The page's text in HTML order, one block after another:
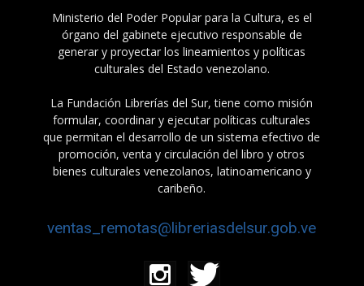
Ministerio del Poder Popular para la Cultura, es el
órgano del gabinete ejecutivo responsable de
generar y proyectar los lineamientos y políticas
culturales del Estado venezolano.
La Fundación Librerías del Sur, tiene como misión
formular, coordinar y ejecutar políticas culturales
que permitan el desarrollo de un sistema efectivo de
promoción, venta y circulación del libro y otros
bienes culturales venezolanos, latinoamericano y
caribeño.
ventas_remotas@libreriasdelsur.gob.ve